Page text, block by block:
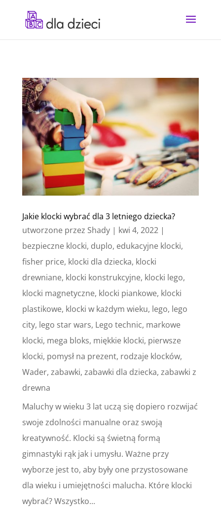
Jakie klocki wybrać dla 3 letniego dziecka?
utworzone przez Shady| kwi 4, 2022|
bezpieczne klocki, duplo, edukacyjne klocki,
fisher price, klocki dla dziecka, klocki
drewniane, klocki konstrukcyjne, klocki lego,
klocki magnetyczne, klocki piankowe, klocki
plastikowe, klocki w każdym wieku, lego, lego
city, lego star wars, Lego technic, markowe
klocki, mega bloks, miękkie klocki, pierwsze
klocki, pomysł na prezent, rodzaje klocków,
Wader, zabawki, zabawki dla dziecka, zabawki z
drewna
Maluchy w wieku 3 lat uczą się dopiero rozwijać
swoje zdolności manualne oraz swoją
kreatywność. Klocki są świetną formą
gimnastyki rąk jak i umysłu. Ważne przy
wyborze jest to, aby były one przystosowane
dla wieku i umiejętności malucha. Które klocki
wybrać? Wszystko...